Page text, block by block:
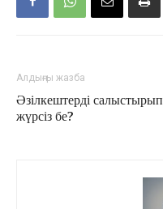
Алдыңғы жазба
Әзілкештерді салыстырып
жүрсіз бе?